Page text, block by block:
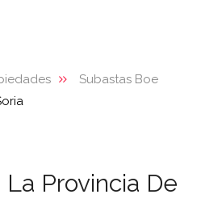
Subastas Boe
Provincia De